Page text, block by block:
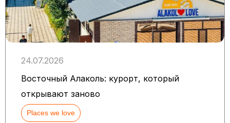
24.07.2026
Восточный Алаколь: курорт, который
открывают заново
Places we love